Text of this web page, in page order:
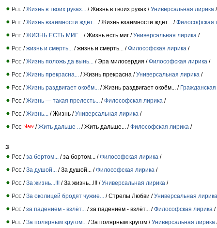
/Жизнь в твоих руках... / Жизнь в твоих руках /Универсальная лирика /
/Жизнь взаимности ждёт... / Жизнь взаимности ждёт... /Философская
/ЖИЗНЬ ЕСТЬ МИГ... / Жизнь есть миг /Универсальная лирика /
/жизнь и смерть... / жизнь и смерть... /Философская лирика /
/Жизнь положь да вынь... / Эра милосердия /Философская лирика /
/Жизнь прекрасна... / Жизнь прекрасна /Универсальная лирика /
/Жизнь раздвигает окоём... / Жизнь раздвигает окоём... /
/Жизнь — такая прелесть... /Философская лирика /
/Жизнь... / Жизнь /Универсальная лирика /
/Жить дальше .. / Жить дальше... /Философская лирика /
З
/за бортом... / за бортом... /Философская лирика /
/За душой... / За душой... /Философская лирика /
/За жизнь...!!! / За жизнь...!!! /Универсальная лирика /
/За околицей бродят чужие... / Стрелы Любви /Универсальная лирика
/за падением - взлёт... / за падением - взлёт... /Философская лирика /
/За полярным кругом... / За полярным кругом /Универсальная лирика